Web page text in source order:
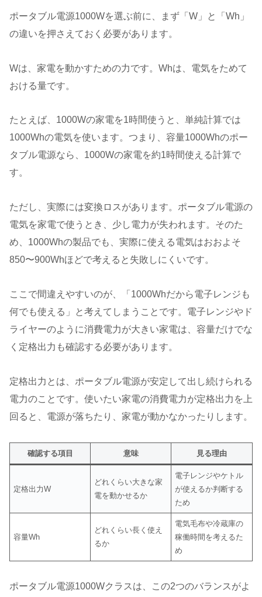
ポータブル電源1000Wを選ぶ前に、まず「W」と「Wh」
の違いを押さえておく必要があります。
Wは、家電を動かすための力です。Whは、電気をためて
おける量です。
たとえば、1000Wの家電を1時間使うと、単純計算では
1000Whの電気を使います。つまり、容量1000Whのポー
タブル電源なら、1000Wの家電を約1時間使える計算で
す。
ただし、実際には変換ロスがあります。ポータブル電源の
電気を家電で使うとき、少し電力が失われます。そのた
め、1000Whの製品でも、実際に使える電気はおおよそ
850〜900Whほどで考えると失敗しにくいです。
ここで間違えやすいのが、「1000Whだから電子レンジも
何でも使える」と考えてしまうことです。電子レンジやド
ライヤーのように消費電力が大きい家電は、容量だけでな
く定格出力も確認する必要があります。
定格出力とは、ポータブル電源が安定して出し続けられる
電力のことです。使いたい家電の消費電力が定格出力を上
回ると、電源が落ちたり、家電が動かなかったりします。
確認する項目 意味 見る理由
定格出力W
どれくらい大きな家
電を動かせるか
電子レンジやケトル
が使えるか判断する
ため
容量Wh
どれくらい長く使え
るか
電気毛布や冷蔵庫の
稼働時間を考えるた
め
ポータブル電源1000Wクラスは、この2つのバランスがよ